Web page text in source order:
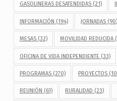
GASOLINERAS DESATENDIDAS(21)
INFORMACIÓN (194) JORNADAS (90)
MESAS(32) MOVILIDAD REDUCIDA
OFICINA DE VIDA INDEPENDIENTE (33)
PROGRAMAS(270) PROYECTOS
REUNIÓN (61) RURALIDAD (23)